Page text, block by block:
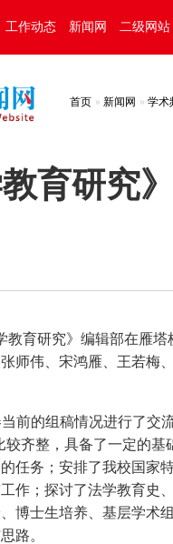
工作动态 新闻网 二级网站
首页 新闻网 学术
教育研究
育研究》编辑部在雁塔
师伟、宋鸿雁、王若梅
的组稿情况进行了交
较齐整，具备了一定的
任务；安排了我校国家
作；探讨了法学教育史
博士生培养、基层学术
路。